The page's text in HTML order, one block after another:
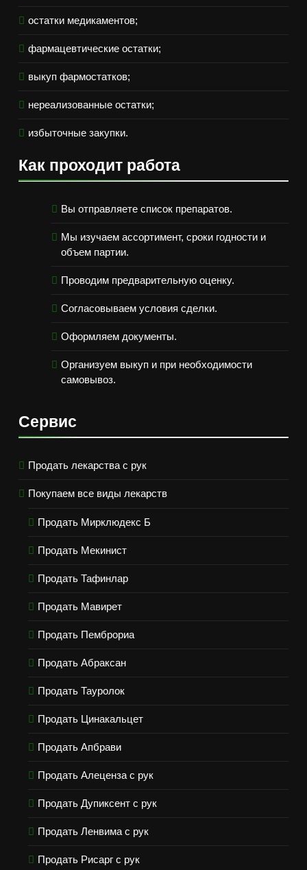
остатки медикаментов;
фармацевтические остатки;
выкуп фармостатков;
нереализованные остатки;
избыточные закупки.
Как проходит работа
Вы отправляете список препаратов.
Мы изучаем ассортимент, сроки годности и
объем партии.
Проводим предварительную оценку.
Согласовываем условия сделки.
Оформляем документы.
Организуем выкуп и при необходимости
самовывоз.
Сервис
Продать лекарства с рук
Покупаем все виды лекарств
Продать Мирклюдекс Б
Продать Мекинист
Продать Тафинлар
Продать Мавирет
Продать Пемброриа
Продать Абраксан
Продать Тауролок
Продать Цинакальцет
Продать Апбрави
Продать Алеценза с рук
Продать Дупиксент с рук
Продать Ленвима с рук
Продать Рисарг с рук